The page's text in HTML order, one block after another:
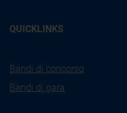
QUICKLINKS
Bandi di concorso
Bandi di gara